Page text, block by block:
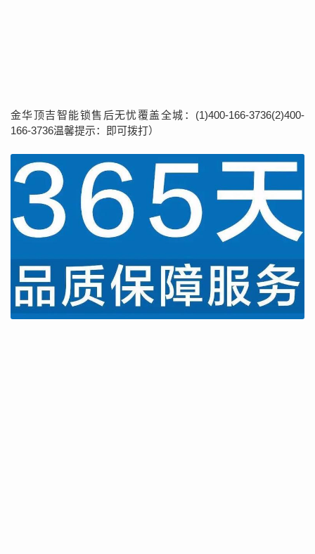
金华顶吉智能锁售后无忧覆盖全城：(1)400-166-3736(2)400-
166-3736温馨提示：即可拨打）